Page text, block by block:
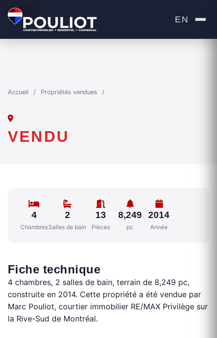
EN
Accueil / Propriétés vendues /
VENDU
VENDU
4
Chambres
2
Salles de bain
13
Pièces
8,249
pc
2014
Année
Fiche technique
4 chambres, 2 salles de bain, terrain de 8,249 pc,
construite en 2014. Cette propriété a été vendue par
Marc Pouliot, courtier immobilier RE/MAX Privilège sur
la Rive-Sud de Montréal.